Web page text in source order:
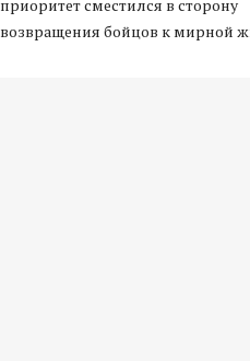
приоритет сместился в сторону
возвращения бойцов к мирной